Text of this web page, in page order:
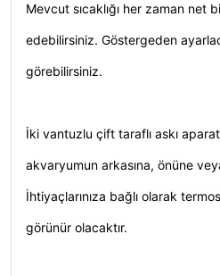
Mevcut sıcaklığı her zaman net
edebilirsiniz. Göstergeden
görebilirsiniz.
İki vantuzlu çift taraflı askı aparatı
akvaryumun arkasına, önüne
İhtiyaçlarınıza bağlı olarak
görünür olacaktır.